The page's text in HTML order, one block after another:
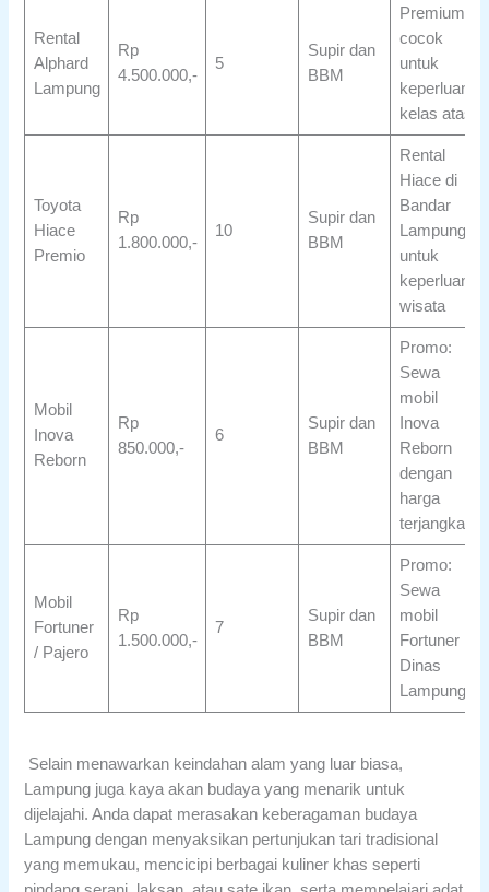
Rental
Alphard
Lampung
Rp
4.500.000,-
5
Supir dan
BBM
Premium,
cocok
untuk
keperluan
kelas atas
Toyota
Hiace
Premio
Rp
1.800.000,-
10
Supir dan
BBM
Rental
Hiace di
Bandar
Lampung
untuk
keperluan
wisata
Mobil
Inova
Reborn
Rp
850.000,-
6
Supir dan
BBM
Promo:
Sewa
mobil
Inova
Reborn
dengan
harga
terjangkau
Mobil
Fortuner
/ Pajero
Rp
1.500.000,-
7
Supir dan
BBM
Promo:
Sewa
mobil
Fortuner
Dinas
Lampung
Selain menawarkan keindahan alam yang luar biasa,
Lampung juga kaya akan budaya yang menarik untuk
dijelajahi. Anda dapat merasakan keberagaman budaya
Lampung dengan menyaksikan pertunjukan tari tradisional
yang memukau, mencicipi berbagai kuliner khas seperti